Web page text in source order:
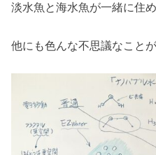
淡水魚と海水魚が一緒に住め
他にも色んな不思議なこと